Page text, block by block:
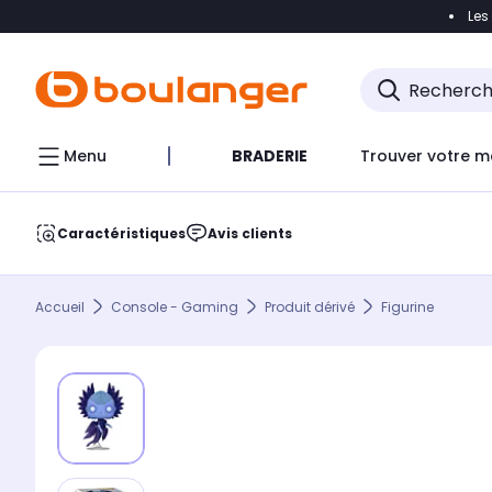
Accéder
Menu BRADERIE Trouver votre
Caractéristiques Avis clients
Accueil Console - Gaming Produit dérivé Figurine